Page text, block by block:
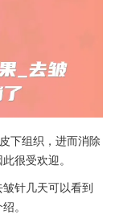
下组织，进而消除
很受欢迎。
针几天可以看到
。